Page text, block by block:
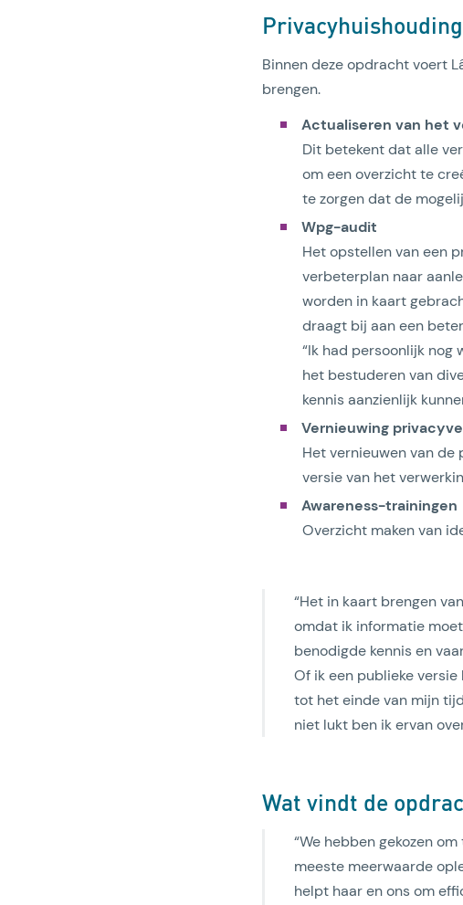
Binnen deze opdracht voert
brengen.
Actualiseren van het
Dit betekent dat alle
om een overzicht te
te zorgen dat de
Wpg-audit
Het opstellen van een
verbeterplan naar
worden in kaart
draagt bij aan een
“Ik had persoonlijk nog
het bestuderen van
kennis aanzienlijk
Vernieuwing
Het vernieuwen van
versie van het
Awareness-trainingen
Overzicht maken van
“Het in kaart brengen
omdat ik informatie
benodigde kennis en
Of ik een publieke
tot het einde van mijn
niet lukt ben ik ervan
Wat vindt de
“We hebben gekozen
meeste meerwaarde
helpt haar en ons om